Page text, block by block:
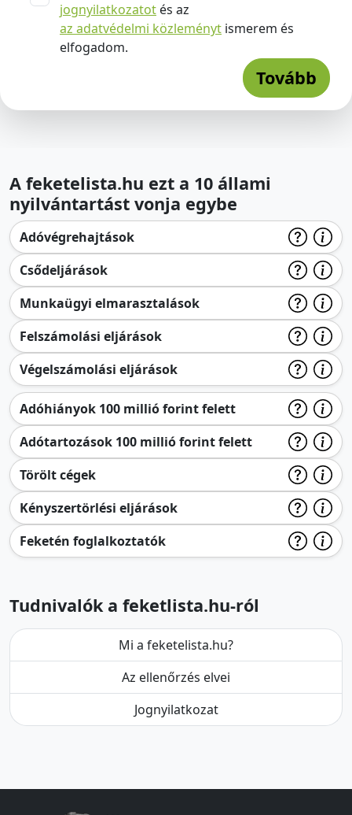
jognyilatkozatot és az
az adatvédelmi közleményt ismerem és
elfogadom.
Tovább
A feketelista.hu ezt a 10 állami
nyilvántartást vonja egybe
Adóvégrehajtások
Csődeljárások
Munkaügyi elmarasztalások
Felszámolási eljárások
Végelszámolási eljárások
Adóhiányok 100 millió forint felett
Adótartozások 100 millió forint felett
Törölt cégek
Kényszertörlési eljárások
Feketén foglalkoztatók
Tudnivalók a feketlista.hu-ról
Mi a feketelista.hu?
Az ellenőrzés elvei
Jognyilatkozat